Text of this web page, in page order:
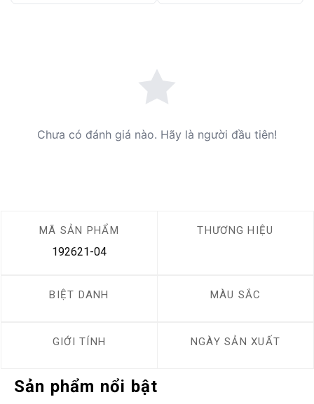
Chưa có đánh giá nào. Hãy là người đầu tiên!
MÃ SẢN PHẨM
192621-04
THƯƠNG HIỆU
BIỆT DANH MÀU SẮC
GIỚI TÍNH NGÀY SẢN XUẤT
Sản phẩm nổi bật